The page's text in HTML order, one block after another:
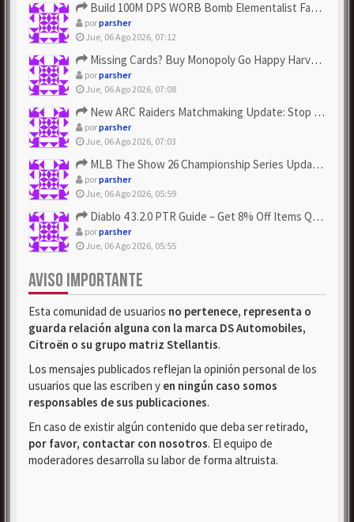
Build 100M DPS WORB Bomb Elementalist Fast - Grab POE Curren...
porparsher
Jue, 06 Ago 2026, 07:12
Missing Cards? Buy Monopoly Go Happy Harvest with Looney Tun...
porparsher
Jue, 06 Ago 2026, 07:08
New ARC Raiders Matchmaking Update: Stop Failed - Grab Bluep...
porparsher
Jue, 06 Ago 2026, 07:03
MLB The Show 26 Championship Series Update! Get Cheap & ...
porparsher
Jue, 06 Ago 2026, 05:59
Diablo 4 3.2.0 PTR Guide – Get 8% Off Items Quickly to Test ...
porparsher
Jue, 06 Ago 2026, 05:55
AVISO IMPORTANTE
Esta comunidad de usuarios no pertenece, representa o
guarda relación alguna con la marca DS Automobiles,
Citroën o su grupo matriz Stellantis.
Los mensajes publicados reflejan la opinión personal de los
usuarios que las escriben y en ningún caso somos
responsables de sus publicaciones.
En caso de existir algún contenido que deba ser retirado,
por favor, contactar con nosotros. El equipo de
moderadores desarrolla su labor de forma altruista.